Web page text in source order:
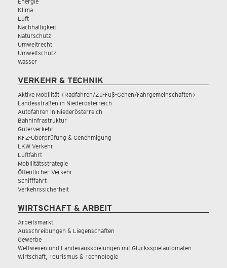
Klima
Luft
Nachhaltigkeit
Naturschutz
Umweltrecht
Umweltschutz
Wasser
VERKEHR & TECHNIK
Aktive Mobilität (Radfahren/Zu-Fuß-Gehen/Fahrgemeinschaften)
Landesstraßen in Niederösterreich
Autofahren in Niederösterreich
Bahninfrastruktur
Güterverkehr
KFZ-Überprüfung & Genehmigung
LKW Verkehr
Luftfahrt
Mobilitätsstrategie
Öffentlicher Verkehr
Schifffahrt
Verkehrssicherheit
WIRTSCHAFT & ARBEIT
Arbeitsmarkt
Ausschreibungen & Liegenschaften
Gewerbe
Wettwesen und Landesausspielungen mit Glücksspielautomaten
Wirtschaft, Tourismus & Technologie